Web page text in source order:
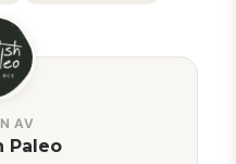
AV
Paleo